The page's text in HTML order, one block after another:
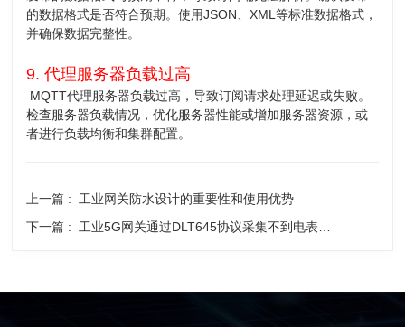
的数据格式是否符合预期。使用JSON、XML等标准数据格式，
并确保数据完整性。
9. 代理服务器负载过高
MQTT代理服务器负载过高，导致订阅请求处理延迟或失败。
检查服务器负载情况，优化服务器性能或增加服务器资源，或
者进行负载均衡和集群配置。
上一篇 :
工业网关防水设计的重要性和使用优势
下一篇 :
工业5G网关通过DLT645协议采集不到电表数据是什么原因